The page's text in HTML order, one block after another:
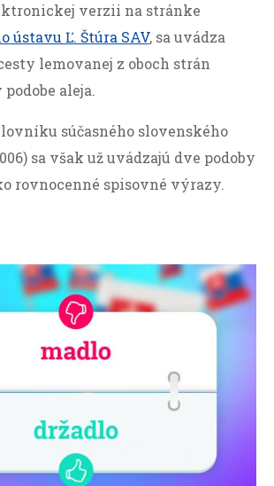
verzii na stránke
ústavu Ľ. Štúra SAV, sa uvádza
lemovanej z oboch strán
aleja.
súčasného slovenského
sa však už uvádzajú dve podoby
rovnocenné spisovné výrazy.